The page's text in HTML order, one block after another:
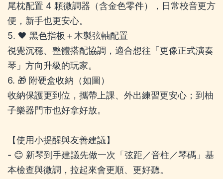
尾枕配置 4 顆微調器（含金色零件），日常校音更方
便，新手也更安心。
5. 🖤 黑色指板＋木製弦軸配置
視覺沉穩、整體搭配協調，適合想往「更像正式演奏
琴」方向升級的玩家。
6. 🎁 附硬盒收納（如圖）
收納保護更到位，攜帶上課、外出練習更安心；到柚
子樂器門市也好拿好放。
【使用小提醒與友善建議】
- 😊 新琴到手建議先做一次「弦距／音柱／琴碼」基
本檢查與微調，拉起來會更順、更好聽。